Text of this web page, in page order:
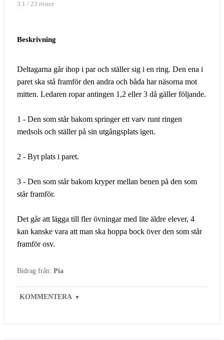
3.1 / 23 röster
Beskrivning
Deltagarna går ihop i par och ställer sig i en ring. Den ena i
paret ska stå framför den andra och båda har näsorna mot
mitten. Ledaren ropar antingen 1,2 eller 3 då gäller följande.
1 - Den som står bakom springer ett varv runt ringen
medsols och ställer på sin utgångsplats igen.
2 - Byt plats i paret.
3 - Den som står bakom kryper mellan benen på den som
står framför.
Det går att lägga till fler övningar med lite äldre elever, 4
kan kanske vara att man ska hoppa bock över den som står
framför osv.
Bidrag från: Pia
KOMMENTERA ▼